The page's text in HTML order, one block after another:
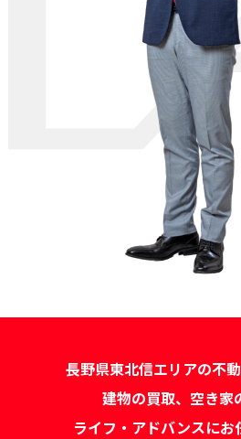
長野県東北信エリアの不
建物の買取、空き家
ライフ・アドバンスにお